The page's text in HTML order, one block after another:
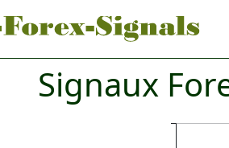
Signaux